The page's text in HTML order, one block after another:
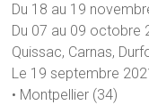
Du 18 au 19
Du 07 au 09 octobre
Quissac, Carnas,
Le 19 septembre
• Montpellier (34)